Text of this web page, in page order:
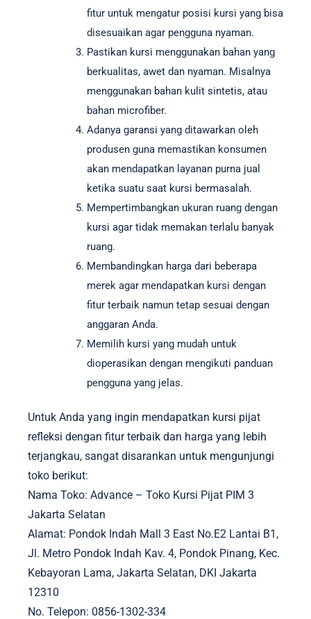
fitur untuk mengatur posisi kursi yang bisa
disesuaikan agar pengguna nyaman.
Pastikan kursi menggunakan bahan yang
berkualitas, awet dan nyaman. Misalnya
menggunakan bahan kulit sintetis, atau
bahan microfiber.
Adanya garansi yang ditawarkan oleh
produsen guna memastikan konsumen
akan mendapatkan layanan purna jual
ketika suatu saat kursi bermasalah.
Mempertimbangkan ukuran ruang dengan
kursi agar tidak memakan terlalu banyak
ruang.
Membandingkan harga dari beberapa
merek agar mendapatkan kursi dengan
fitur terbaik namun tetap sesuai dengan
anggaran Anda.
Memilih kursi yang mudah untuk
dioperasikan dengan mengikuti panduan
pengguna yang jelas.
Untuk Anda yang ingin mendapatkan kursi pijat
refleksi dengan fitur terbaik dan harga yang lebih
terjangkau, sangat disarankan untuk mengunjungi
toko berikut:
Nama Toko: Advance – Toko Kursi Pijat PIM 3
Jakarta Selatan
Alamat: Pondok Indah Mall 3 East No.E2 Lantai B1,
Jl. Metro Pondok Indah Kav. 4, Pondok Pinang, Kec.
Kebayoran Lama, Jakarta Selatan, DKI Jakarta
12310
No. Telepon: 0856-1302-334